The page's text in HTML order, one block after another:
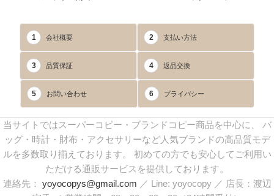
1 会社概要 2 支払い方法
3 品質保証 4 返品交換
5 お問い合わせ 6 プライバシー
当サイトではスーパーコピー・ブランドコピー商品を中心に、 バ
ッグ・時計・財布・アクセサリーなど人気ブランドの高品質モデ
ルを多数取り揃えております。 初めての方でも安心してご利用い
ただける通販サービスを提供しております。
連絡先： yoyocopys@gmail.com ／ Line: yoyocopy ／ 店長：渡辺